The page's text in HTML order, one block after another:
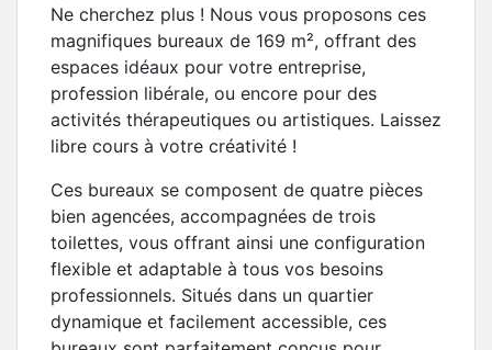
Ne cherchez plus ! Nous vous proposons ces
magnifiques bureaux de 169 m², offrant des
espaces idéaux pour votre entreprise,
profession libérale, ou encore pour des
activités thérapeutiques ou artistiques. Laissez
libre cours à votre créativité !
Ces bureaux se composent de quatre pièces
bien agencées, accompagnées de trois
toilettes, vous offrant ainsi une configuration
flexible et adaptable à tous vos besoins
professionnels. Situés dans un quartier
dynamique et facilement accessible, ces